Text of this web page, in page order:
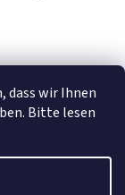
dass wir Ihnen
Bitte lesen